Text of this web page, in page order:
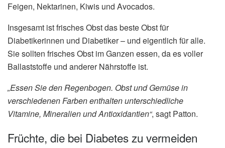
Feigen, Nektarinen, Kiwis und Avocados.
Insgesamt ist frisches Obst das beste Obst für
Diabetikerinnen und Diabetiker – und eigentlich für alle.
Sie sollten frisches Obst im Ganzen essen, da es voller
Ballaststoffe und anderer Nährstoffe ist.
„Essen Sie den Regenbogen. Obst und Gemüse in
verschiedenen Farben enthalten unterschiedliche
Vitamine, Mineralien und Antioxidantien“, sagt Patton.
Früchte, die bei Diabetes zu vermeiden